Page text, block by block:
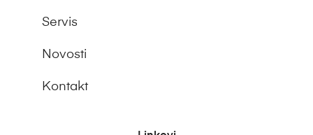
Servis
Novosti
Kontakt